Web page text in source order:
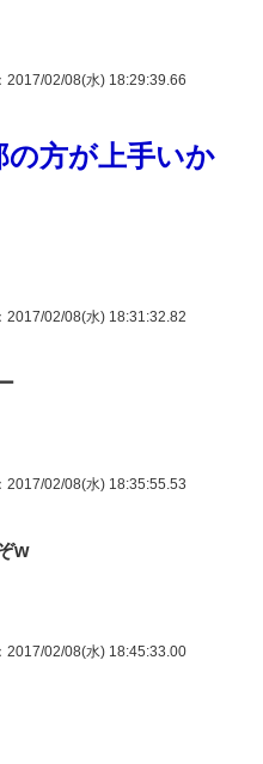
：2017/02/08(水) 18:29:39.66
方が上手いか
：2017/02/08(水) 18:31:32.82
：2017/02/08(水) 18:35:55.53
w
：2017/02/08(水) 18:45:33.00